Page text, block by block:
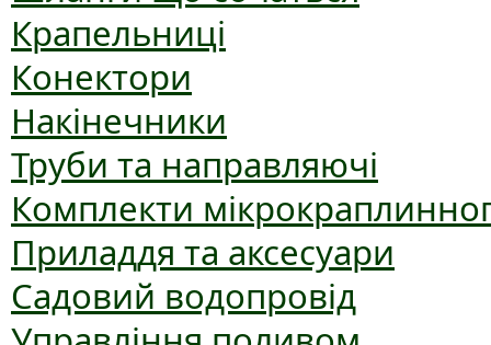
Крапельниці
Конектори
Накінечники
Труби та направляючі
Комплекти
Приладдя та аксесуари
Садовий водопровід